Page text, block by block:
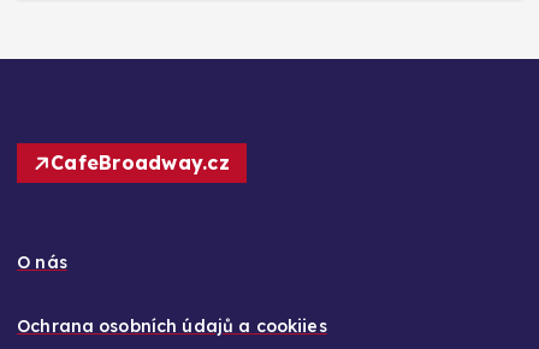
CafeBroadway.cz
O nás
Ochrana osobních údajů a cookiies